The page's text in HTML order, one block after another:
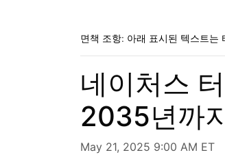
면책 조항: 아래 표시된 텍스트는
네이처스
2035년까
May 21, 2025 9:00 AM ET